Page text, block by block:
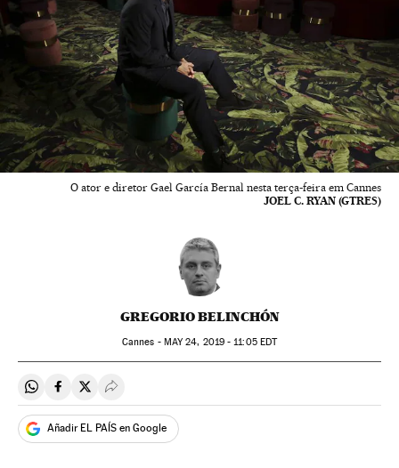
O ator e diretor Gael García Bernal nesta terça-feira em Cannes
JOEL C. RYAN (GTRES)
GREGORIO BELINCHÓN
Cannes - MAY24, 2019 - 11:05EDT
Compartir en Whatsapp
Compartir en Facebook
Compartir en Twitter
Desplegar Redes Sociales
Añadir EL PAÍS en Google